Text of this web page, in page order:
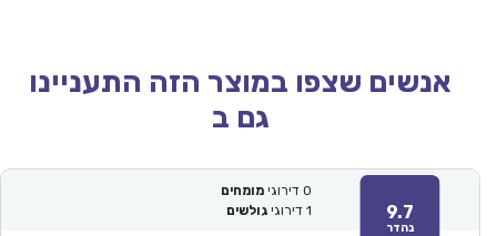
אנשים שצפו במוצר הזה התעניינו
גם ב
9.7
נהדר
0 דירוגי מומחים
1 דירוגי גולשים